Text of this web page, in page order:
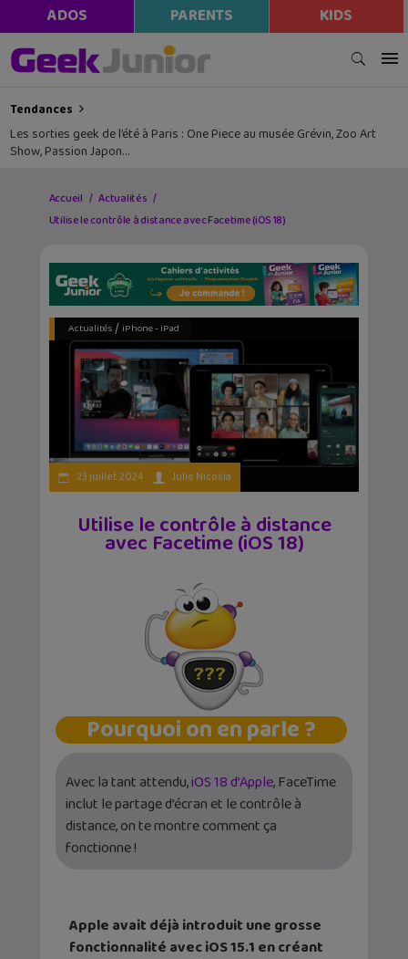
ADOS PARENTS KIDS
Tendances
Les sorties geek de l’été à Paris : One Piece au musée Grévin, Zoo Art
Show, Passion Japon…
Accueil
Actualités
Utilise le contrôle à distance avec Facetime (iOS 18)
Actualités/ iPhone - iPad
23 juillet 2024 Julie Nicosia
Utilise le contrôle à distance
avec Facetime (iOS 18)
Pourquoi on en parle ?
Avec la tant attendu,iOS 18 d’Apple, FaceTime
inclut le partage d’écran et le contrôle à
distance, on te montre comment ça
fonctionne !
Apple avait déjà introduit une grosse
fonctionnalité avec iOS 15.1 en créant